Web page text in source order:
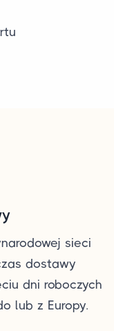
sieci
dostawy
dni roboczych
lub z Europy.